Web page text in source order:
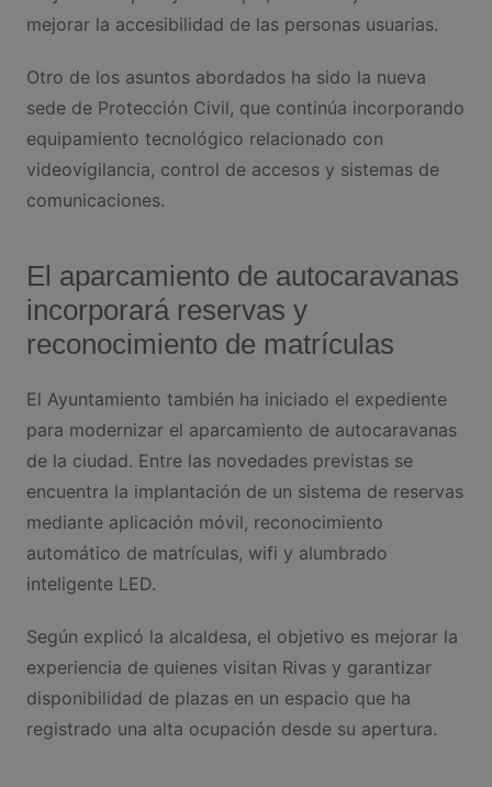
mejorar la accesibilidad de las personas usuarias.
Otro de los asuntos abordados ha sido la nueva
sede de Protección Civil, que continúa incorporando
equipamiento tecnológico relacionado con
videovigilancia, control de accesos y sistemas de
comunicaciones.
El aparcamiento de autocaravanas
incorporará reservas y
reconocimiento de matrículas
El Ayuntamiento también ha iniciado el expediente
para modernizar el aparcamiento de autocaravanas
de la ciudad. Entre las novedades previstas se
encuentra la implantación de un sistema de reservas
mediante aplicación móvil, reconocimiento
automático de matrículas, wifi y alumbrado
inteligente LED.
Según explicó la alcaldesa, el objetivo es mejorar la
experiencia de quienes visitan Rivas y garantizar
disponibilidad de plazas en un espacio que ha
registrado una alta ocupación desde su apertura.